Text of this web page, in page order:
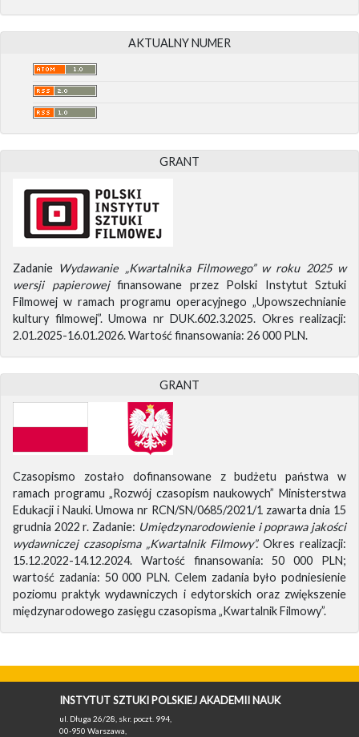
AKTUALNY NUMER
GRANT
Zadanie Wydawanie „Kwartalnika Filmowego” w roku 2025 w
wersji papierowejfinansowane przez Polski Instytut Sztuki
Filmowej w ramach programu operacyjnego „Upowszechnianie
kultury filmowej”. Umowa nr DUK.602.3.2025. Okres realizacji:
2.01.2025-16.01.2026. Wartość finansowania: 26 000 PLN.
GRANT
Czasopismo zostało dofinansowane z budżetu państwa w
ramach programu „Rozwój czasopism naukowych” Ministerstwa
Edukacji i Nauki. Umowa nr RCN/SN/0685/2021/1 zawarta dnia 15
grudnia 2022 r. Zadanie: Umiędzynarodowienie i poprawa jakości
wydawniczej czasopisma „Kwartalnik Filmowy”.Okres realizacji:
15.12.2022-14.12.2024. Wartość finansowania: 50 000 PLN;
wartość zadania: 50 000 PLN. Celem zadania było podniesienie
poziomu praktyk wydawniczych i edytorskich oraz zwiększenie
międzynarodowego zasięgu czasopisma „Kwartalnik Filmowy”.
INSTYTUT SZTUKI POLSKIEJ AKADEMII NAUK
ul. Długa 26/28, skr. poczt. 994,
00-950 Warszawa,